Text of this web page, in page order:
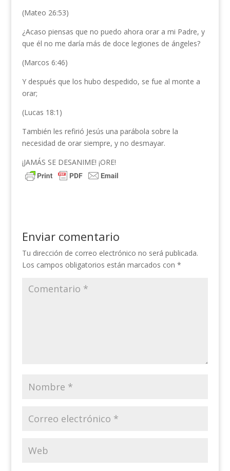
(Mateo 26:53)
¿Acaso piensas que no puedo ahora orar a mi Padre, y
que él no me daría más de doce legiones de ángeles?
(Marcos 6:46)
Y después que los hubo despedido, se fue al monte a
orar;
(Lucas 18:1)
También les refirió Jesús una parábola sobre la
necesidad de orar siempre, y no desmayar.
¡JAMÁS SE DESANIME! ¡ORE!
Enviar comentario
Tu dirección de correo electrónico no será publicada.
Los campos obligatorios están marcados con *